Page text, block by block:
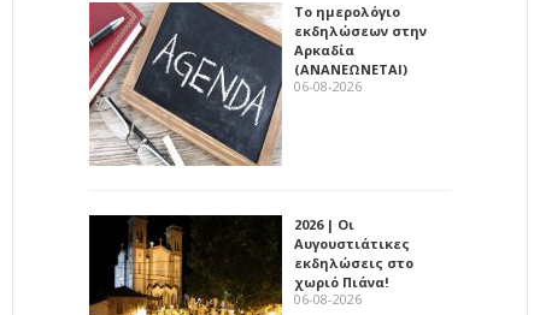
Το ημερολόγιο
εκδηλώσεων στην
Αρκαδία
(ΑΝΑΝΕΩΝΕΤΑΙ)
06-08-2026
2026 | Οι
Αυγουστιάτικες
εκδηλώσεις στο
χωριό Πιάνα!
06-08-2026